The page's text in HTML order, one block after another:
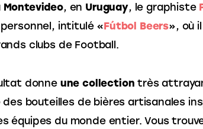
Montevideo, en Uruguay, le graphiste
intitulé «Fútbol Beers», où
clubs de Football.
donne une collection très
des bouteilles de bières artisanales
équipes du monde entier. Vous